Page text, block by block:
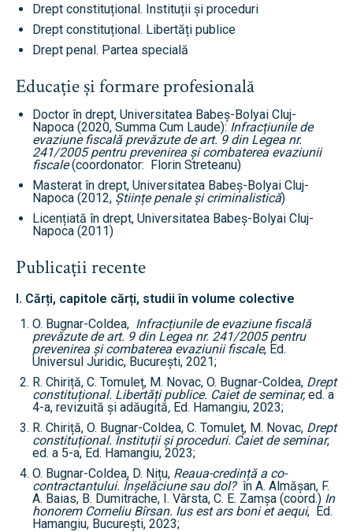
Drept constituțional. Instituții și proceduri
Drept constituțional. Libertăți publice
Drept penal. Partea specială
Educație și formare profesională
Doctor în drept, Universitatea Babeș-Bolyai Cluj-
Napoca (2020, Summa Cum Laude): Infracțiunile de
evaziune fiscală prevăzute de art. 9 din Legea nr.
241/2005 pentru prevenirea și combaterea evaziunii
fiscale(coordonator: Florin Streteanu)
Masterat în drept, Universitatea Babeș-Bolyai Cluj-
Napoca (2012, Științe penale și criminalistică)
Licențiată în drept, Universitatea Babeș-Bolyai Cluj-
Napoca (2011)
Publicații recente
I. Cărți, capitole cărți, studii în volume colective
O. Bugnar-Coldea, Infracțiunile de evaziune fiscală
prevăzute de art. 9 din Legea nr. 241/2005 pentru
prevenirea și combaterea evaziunii fiscale, Ed.
Universul Juridic, București, 2021;
R. Chiriță, C. Tomuleț, M. Novac, O. Bugnar-Coldea, Drept
constituțional. Libertăți publice. Caiet de seminar,ed. a
4-a, revizuită și adăugită, Ed. Hamangiu, 2023;
R. Chiriță, O. Bugnar-Coldea, C. Tomuleț, M. Novac, Drept
constituțional. Instituții și proceduri. Caiet de seminar,
ed. a 5-a, Ed. Hamangiu, 2023;
O. Bugnar-Coldea, D. Nițu, Reaua-credință a co-
contractantului. Înșelăciune sau dol? în A. Almășan, F.
A. Baias, B. Dumitrache, I. Vârsta, C. E. Zamșa (coord.) In
honorem Corneliu Bîrsan. Ius est ars boni et aequi, Ed.
Hamangiu, București, 2023;